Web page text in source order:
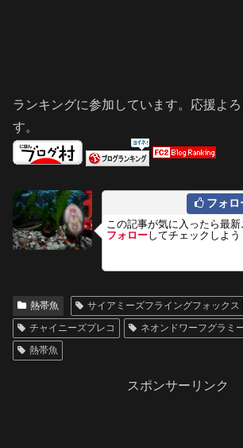
ランキングに参加しています。応援よ
す。
フォロ
この記事が気に入ったら最新
フォローしてチェックしよう
熱帯魚 サイアミーズフライングフォックス
チャイニーズプレコ
ネオンドワーフグラミ
熱帯魚
スポンサーリンク